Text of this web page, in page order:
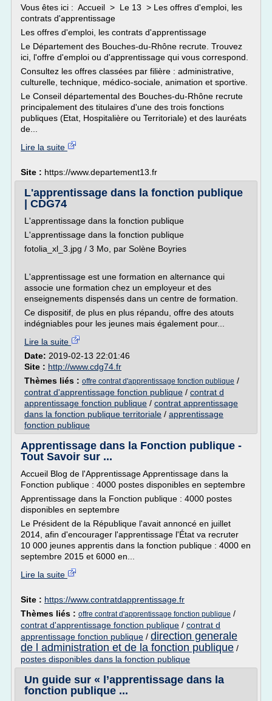
Vous êtes ici : Accueil > Le 13 > Les offres d'emploi, les
contrats d'apprentissage
Les offres d'emploi, les contrats d'apprentissage
Le Département des Bouches-du-Rhône recrute. Trouvez
ici, l'offre d'emploi ou d'apprentissage qui vous correspond.
Consultez les offres classées par filière : administrative,
culturelle, technique, médico-sociale, animation et sportive.
Le Conseil départemental des Bouches-du-Rhône recrute
principalement des titulaires d'une des trois fonctions
publiques (Etat, Hospitalière ou Territoriale) et des lauréats
de...
Lire la suite
Site : https://www.departement13.fr
L'apprentissage dans la fonction publique
| CDG74
L'apprentissage dans la fonction publique
L'apprentissage dans la fonction publique
fotolia_xl_3.jpg / 3 Mo, par Solène Boyries
L'apprentissage est une formation en alternance qui
associe une formation chez un employeur et des
enseignements dispensés dans un centre de formation.
Ce dispositif, de plus en plus répandu, offre des atouts
indégniables pour les jeunes mais également pour...
Lire la suite
Date: 2019-02-13 22:01:46
Site : http://www.cdg74.fr
Thèmes liés : offre contrat d'apprentissage fonction publique /
contrat d'apprentissage fonction publique / contrat d
apprentissage fonction publique / contrat apprentissage
dans la fonction publique territoriale / apprentissage
fonction publique
Apprentissage dans la Fonction publique -
Tout Savoir sur ...
Accueil Blog de l'Apprentissage Apprentissage dans la
Fonction publique : 4000 postes disponibles en septembre
Apprentissage dans la Fonction publique : 4000 postes
disponibles en septembre
Le Président de la République l'avait annoncé en juillet
2014, afin d'encourager l'apprentissage l'État va recruter
10 000 jeunes apprentis dans la fonction publique : 4000 en
septembre 2015 et 6000 en...
Lire la suite
Site : https://www.contratdapprentissage.fr
Thèmes liés : offre contrat d'apprentissage fonction publique /
contrat d'apprentissage fonction publique / contrat d
apprentissage fonction publique / direction generale
de l administration et de la fonction publique /
postes disponibles dans la fonction publique
Un guide sur « l’apprentissage dans la
fonction publique ...